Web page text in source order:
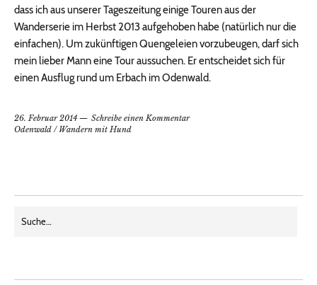
dass ich aus unserer Tageszeitung einige Touren aus der
Wanderserie im Herbst 2013 aufgehoben habe (natürlich nur die
einfachen). Um zukünftigen Quengeleien vorzubeugen, darf sich
mein lieber Mann eine Tour aussuchen. Er entscheidet sich für
einen Ausflug rund um Erbach im Odenwald.
26. Februar 2014
Schreibe einen Kommentar
Odenwald / Wandern mit Hund